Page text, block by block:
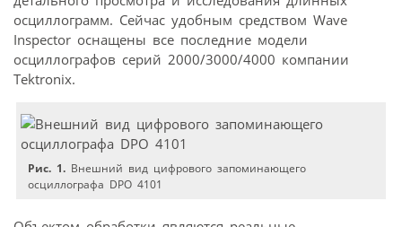
осциллограмм. Сейчас удобным средством Wave
Inspector оснащены все последние модели
осциллографов серий 2000/3000/4000 компании
Tektronix.
Рис. 1. Внешний вид цифрового запоминающего
осциллографа DPO 4101